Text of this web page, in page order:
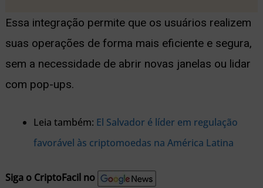
Essa integração permite que os usuários realizem
suas operações de forma mais eficiente e segura,
sem a necessidade de abrir novas janelas ou lidar
com pop-ups.
Leia também: El Salvador é líder em regulação
favorável às criptomoedas na América Latina
Siga o CriptoFacil no